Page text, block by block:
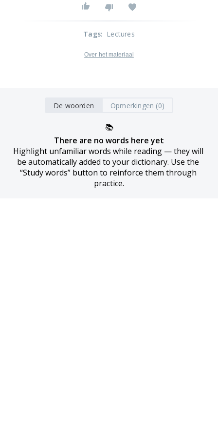
Tags: Lectures
Over het materiaal
De woorden Opmerkingen (0)
📚
There are no words here yet
Highlight unfamiliar words while reading — they will
be automatically added to your dictionary. Use the
“Study words” button to reinforce them through
practice.